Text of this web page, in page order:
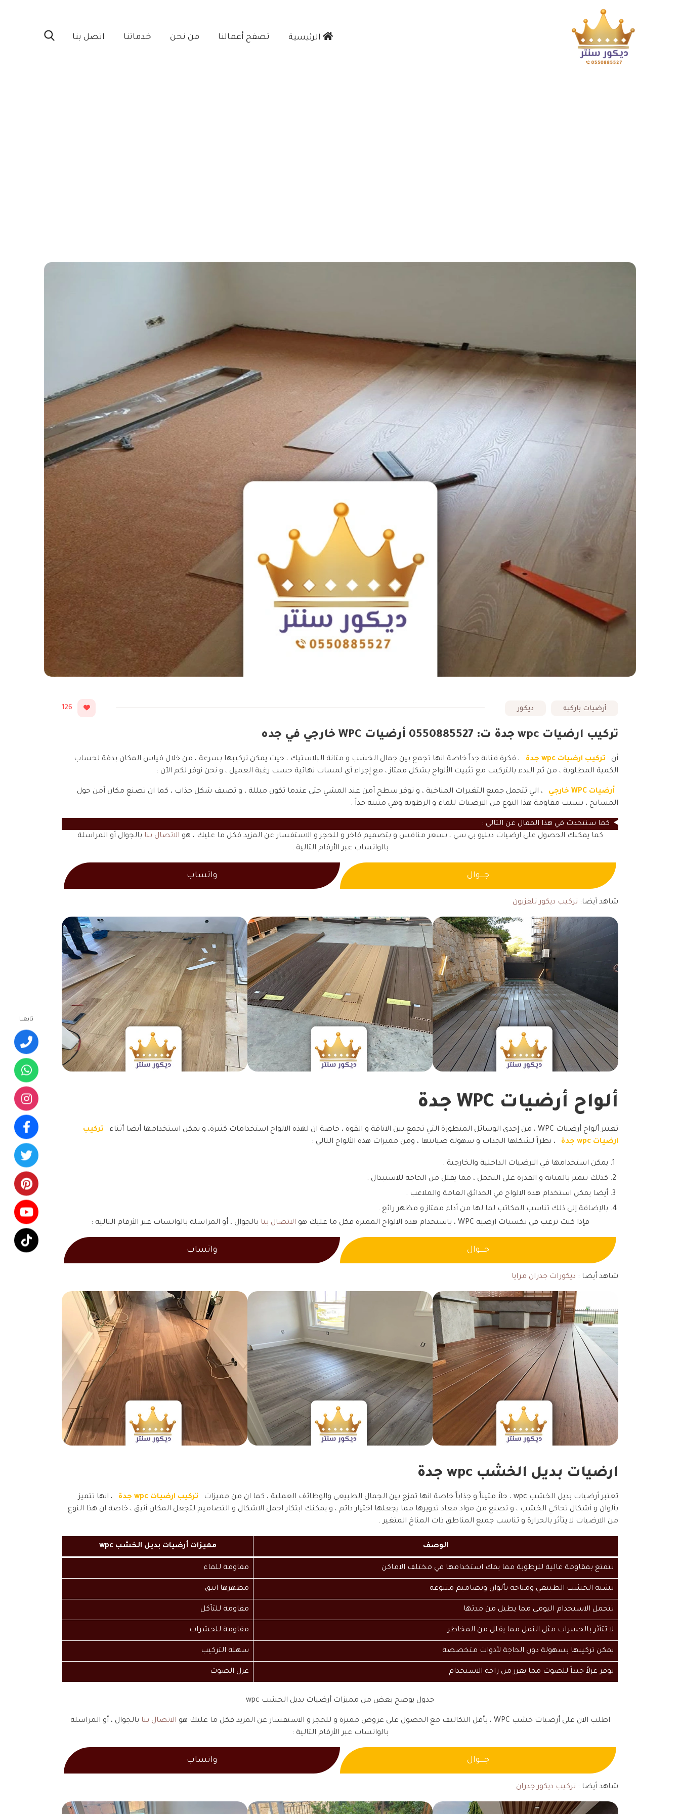
الرئيسية‎ تصفح أعمالنا‎ من نحن‎ خدماتنا‎ اتصل بنا‎
أرضيات باركيه ديكور 126
تركيب ارضيات wpc جدة ت: 0550885527 أرضيات WPC خارجي في جده
أن تركيب ارضيات wpc جدة
، فكرة فنانة جداً خاصة انها تجمع بين جمال الخشب و متانة البلاستيك ، حيث يمكن تركيبها بسرعة ، من خلال قياس المكان بدقة لحساب
الكمية المطلوبة ، من ثم البدء بالتركيب مع تثبيت الألواح بشكل ممتاز ، مع إجراء أي لمسات نهائية حسب رغبة العميل ، و نحن نوفر لكم الآن :
أرضيات WPC خارجي
، الي تتحمل جميع التغيرات المناخية ، و توفر سطح آمن عند المشي حتى عندما تكون مبللة ، و تضيف شكل جذاب ، كما ان تصنع مكان آمن حول
المسابح ، بسبب مقاومة هذا النوع من الارضيات للماء و الرطوبة وهي متينة جداً .
كما سنتحدث في هذا المقال عن التالي :
كما يمكنك الحصول على ارضيات دبليو بي سي ، بسعر منافس و بتصميم فاخر و للحجز و الاستفسار عن المزيد فكل ما عليك ، هو الاتصال بنا بالجوال أو المراسلة
بالواتساب عبر الأرقام التالية :
جــــوال واتساب
شاهد أيضا: تركيب ديكور تلفزيون
ألواح أرضيات WPC جدة
تعتبر ألواح أرضيات WPC ، من إحدى الوسائل المتطورة التي تجمع بين الاناقة و القوة ، خاصة ان لهذه الالواح استخدامات كثيرة، و يمكن استخدامها أيضا أثناء
تركيب
ارضيات wpc جدة
، نظراً لشكلها الجذاب و سهولة صيانتها ، ومن مميزات هذه الألواح التالي :
يمكن استخدامها في الارضيات الداخلية والخارجية .
كذلك تتميز بالمتانة و القدرة على التحمل ، مما يقلل من الحاجة للاستبدال .
أيضا يمكن استخدام هذه الالواح في الحدائق العامة والملاعب .
بالإضافة إلى ذلك تناسب المكاتب لما لها من أداء ممتاز و مظهر رائع .
فإذا كنت ترغب في تكسيات ارضية WPC ، باستخدام هذه الالواح المميزة فكل ما عليك هو
الاتصال بنا بالجوال ، أو المراسلة بالواتساب عبر الأرقام التالية :
جــــوال واتساب
شاهد أيضا : ديكورات جدران مرايا
ارضيات بديل الخشب wpc جدة
تعتبر أرضيات بديل الخشب wpc ، حلاً متيناً و جذاباً خاصة انها تمزج بين الجمال الطبيعي والوظائف العملية ، كما ان من مميزات تركيب ارضيات wpc جدة
، انها تتميز
بألوان و أشكال تحاكي الخشب ، و تصنع من مواد معاد تدويرها مما يجعلها اختيار دائم ، و يمكنك ابتكار اجمل الاشكال و التصاميم لتجعل المكان أنيق ، خاصة ان هذا النوع
من الارضيات لا يتأثر بالحرارة و تناسب جميع المناطق ذات المناخ المتغير .
الوصف مميزات أرضيات بديل الخشب wpc
تتمتع بمقاومة عالية للرطوبة مما يمك استخدامها في مختلف الاماكن مقاومة للماء
تشبه الخشب الطبيعي ومتاحة بألوان وتصاميم متنوعة مظهرها انيق
تتحمل الاستخدام اليومي مما يطيل من مدتها مقاومة للتآكل
لا تتأثر بالحشرات مثل النمل مما يقلل من المخاطر مقاومة للحشرات
يمكن تركيبها بسهولة دون الحاجة لأدوات متخصصة سهلة التركيب
توفر عزلاً جيداً للصوت مما يعزز من راحة الاستخدام عزل الصوت
جدول يوضح بعض من مميزات أرضيات بديل الخشب wpc
اطلب الان على أرضيات خشب WPC ، بأقل التكاليف مع الحصول على عروض مميزة و للحجز و الاستفسار عن المزيد فكل ما عليك هو الاتصال بنا بالجوال ، أو المراسلة
بالواتساب عبر الأرقام التالية :
جــــوال واتساب
شاهد أيضا : تركيب ديكور جدران
تابعنا